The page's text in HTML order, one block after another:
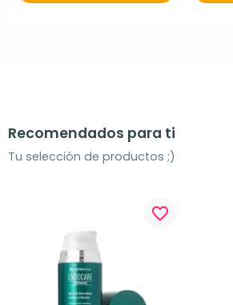
Recomendados para ti
Tu selección de productos ;)
favorite_border